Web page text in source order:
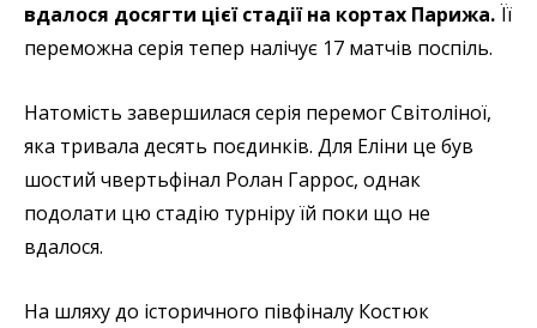
вдалося досягти цієї стадії на кортах Парижа. Її
переможна серія тепер налічує 17 матчів поспіль.
Натомість завершилася серія перемог Світоліної,
яка тривала десять поєдинків. Для Еліни це був
шостий чвертьфінал Ролан Гаррос, однак
подолати цю стадію турніру їй поки що не
вдалося.
На шляху до історичного півфіналу Костюк